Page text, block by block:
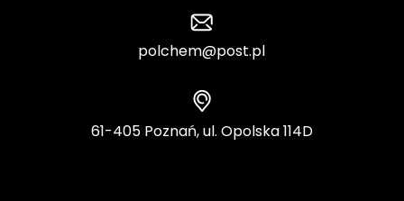
polchem@post.pl
61-405 Poznań, ul. Opolska 114D